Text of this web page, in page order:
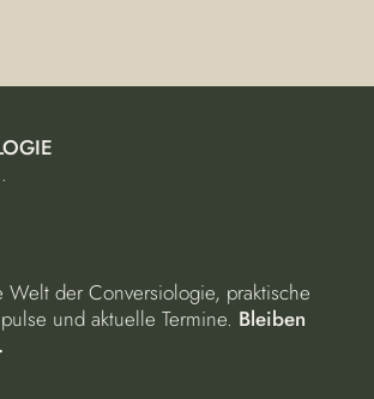
Welt der Conversiologie, praktische
und aktuelle Termine. Bleiben